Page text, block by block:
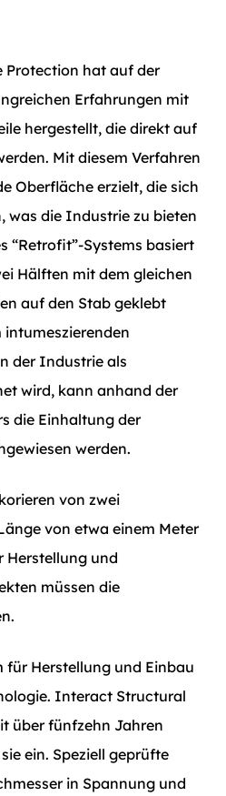
hat auf der
Erfahrungen mit
hergestellt, die direkt auf
Mit diesem Verfahren
Oberfläche erzielt, die sich
was die Industrie zu bieten
“Retrofit”-Systems basiert
Hälften mit dem gleichen
auf den Stab geklebt
intumeszierenden
der Industrie als
wird, kann anhand der
die Einhaltung der
werden.
von zwei
von etwa einem Meter
Herstellung und
müssen die
für Herstellung und Einbau
Interact Structural
über fünfzehn Jahren
ein. Speziell geprüfte
in Spannung und